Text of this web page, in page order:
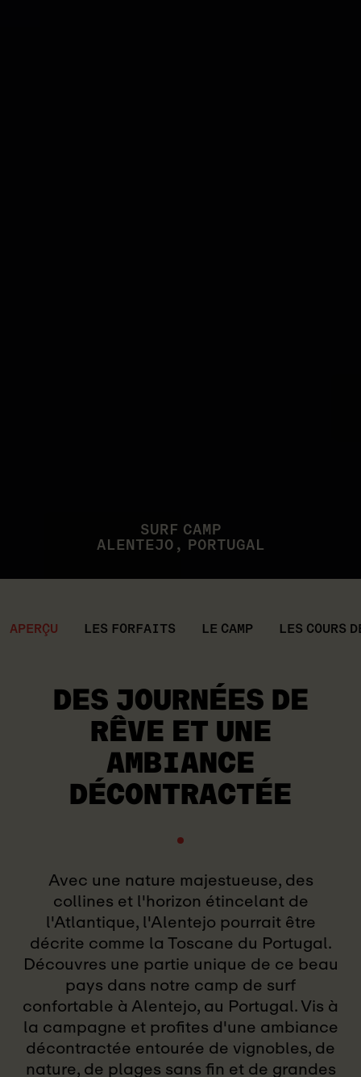
SURF CAMP
ALENTEJO, PORTUGAL
APERÇU LES FORFAITS LE CAMP LES COURS
DES JOURNÉES DE
RÊVE ET UNE
AMBIANCE
DÉCONTRACTÉE
Avec une nature majestueuse, des
collines et l'horizon étincelant de
l'Atlantique, l'Alentejo pourrait être
décrite comme la Toscane du Portugal.
Découvres une partie unique de ce beau
pays dans notre camp de surf
confortable à Alentejo, au Portugal. Vis à
la campagne et profites d'une ambiance
décontractée entourée de vignobles, de
nature, de plages sans fin et de grandes